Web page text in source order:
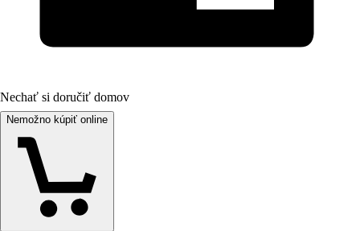
Nechať si doručiť domov
Nemožno kúpiť online